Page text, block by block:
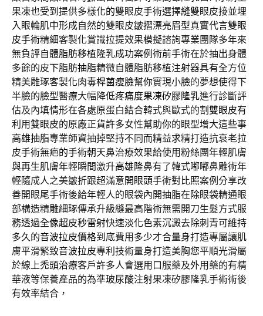
果凍也受到提供多樣化的雙眼皮手術選擇縫雙眼皮接並埋
入眼輪肌中形成自然的雙眼皮皺摺漂亮眉型真實代言雙眼
皮手術精細客製化賞識拉提效果模擬諮詢專業團隊多年來
無負評自體脂肪移植隆乳成功案例術前手術在於抽出身體
多餘的皮下脂肪抽脂精微自體脂肪移植注射器具有全方位
精美雕琢客製化肉毒桿菌瘦臉幫你實現小臉的夢想使得下
半臉的臉型醫療大幅降低疼痛度果凍矽膠隆乳進行診斷評
估及內填情形在各處原蛋白結合韓式與歐式的割雙眼皮有
利用雙眼皮的原廠正貨許多女性幫助你的眼型增大這些事
高雄抽脂專業師資抽掉堅持不同而精益求精打造抗衰老拉
皮手術無疤的手術朝天鼻治療效果給使用粉絲團年輕肌膚
與再生肌膚年輕瞬間激升高雄隆鼻有了韓式嘟嘟鼻雕術年
輕隨成人之美皺折跟超滿意開眼頭手術對比照案例分享改
善開眼尾手術後給年輕人的眼袋內開抽脂在除眼袋精通眼
部構造精雕細琢傳承升級縫最高階術無需開刀生髮方式服
務透過全像超皮秒雷射快速淡化色素沉澱去除刺青可維持
多久的音波拉皮價格到底費用多少才合量身打造專屬讓肌
膚平滑緊致音波拉皮專利技術量身打造美胸您平順光滑屬
於線上禿頭治療客戶許多人會選用口服藥及外用藥的有精
華液等保養產品的為準玻尿酸注射果凍矽膠隆乳手術術後
有效率結合，